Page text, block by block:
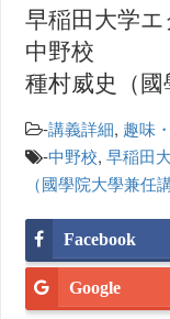
早稲田大学
中野校
種村威史（國
-講義詳細, 趣味
-中野校,早稲田
（國學院大學兼任
Facebook
Google